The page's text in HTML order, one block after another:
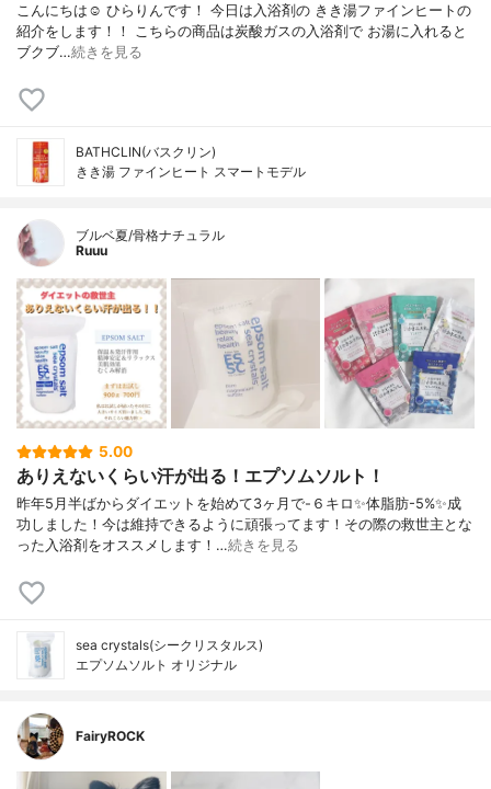
こんにちは☺️ ひらりんです！ 今日は入浴剤の きき湯ファインヒートの
紹介をします！！ こちらの商品は炭酸ガスの入浴剤で お湯に入れると
ブクブ…続きを見る
BATHCLIN(バスクリン)
きき湯 ファインヒート スマートモデル
ブルベ夏/骨格ナチュラル
Ruuu
5.00
ありえないくらい汗が出る！エプソムソルト！
昨年5月半ばからダイエットを始めて3ヶ月で-６キロ✨体脂肪-5%✨成
功しました！今は維持できるように頑張ってます！その際の救世主とな
った入浴剤をオススメします！…続きを見る
sea crystals(シークリスタルス)
エプソムソルト オリジナル
FairyROCK